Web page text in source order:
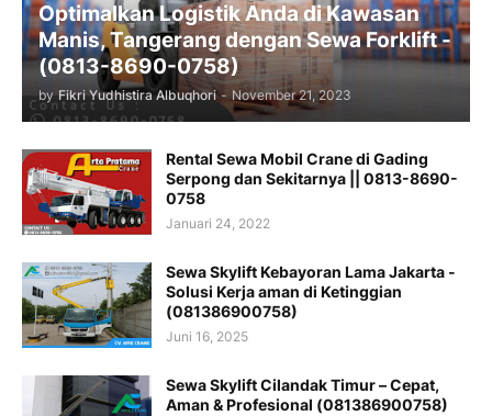
Optimalkan Logistik Anda di Kawasan
Manis, Tangerang dengan Sewa Forklift -
(0813-8690-0758)
by Fikri Yudhistira Albuqhori - November 21, 2023
Rental Sewa Mobil Crane di Gading
Serpong dan Sekitarnya || 0813-8690-
0758
Januari 24, 2022
Sewa Skylift Kebayoran Lama Jakarta -
Solusi Kerja aman di Ketinggian
(081386900758)
Juni 16, 2025
Sewa Skylift Cilandak Timur – Cepat,
Aman & Profesional (081386900758)